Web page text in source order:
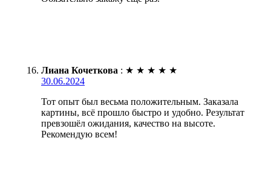
Лиана Кочеткова : ★ ★ ★ ★ ★
30.06.2024
Тот опыт был весьма положительным. Заказала
картины, всё прошло быстро и удобно. Результат
превзошёл ожидания, качество на высоте.
Рекомендую всем!